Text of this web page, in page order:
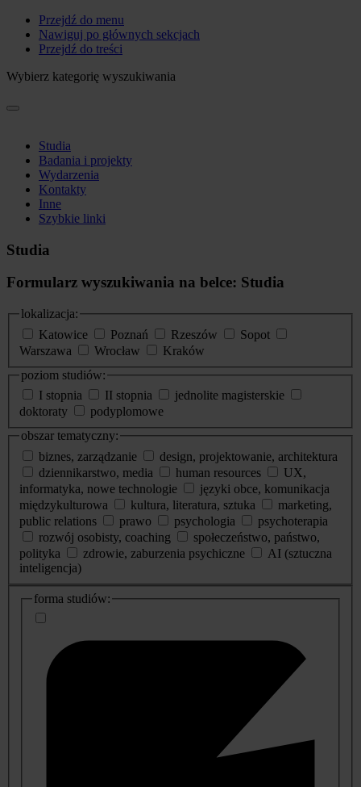
Przejdź do menu
Nawiguj po głównych sekcjach
Przejdź do treści
Wybierz kategorię wyszukiwania
Studia
Badania i projekty
Wydarzenia
Kontakty
Inne
Szybkie linki
Studia
Formularz wyszukiwania na belce: Studia
lokalizacja:
Katowice
Poznań Rzeszów
Sopot
Warszawa
Wrocław
Kraków
poziom studiów:
I stopnia
II stopnia
jednolite magisterskie
doktoraty
podyplomowe
obszar tematyczny:
biznes, zarządzanie
design, projektowanie, architektura
dziennikarstwo, media
human resources
UX,
informatyka, nowe technologie
języki obce, komunikacja
międzykulturowa
kultura, literatura, sztuka
marketing,
public relations
prawo psychologia
psychoterapia
rozwój osobisty, coaching
społeczeństwo, państwo,
polityka
zdrowie, zaburzenia psychiczne
AI (sztuczna
inteligencja)
dodatkowe
informacje
forma studiów: